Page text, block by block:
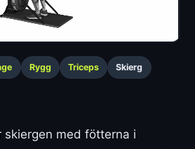
Rygg Triceps Skierg
skiergen med fötterna i